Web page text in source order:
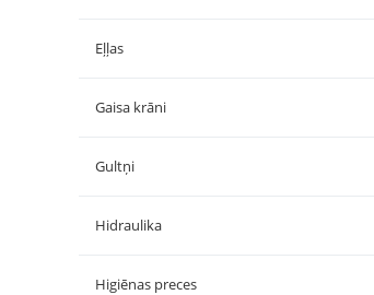
Eļļas
Gaisa krāni
Gultņi
Hidraulika
Higiēnas preces